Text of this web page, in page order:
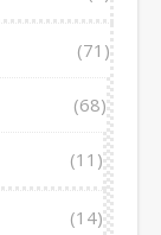
(71)
(68)
(11)
(14)